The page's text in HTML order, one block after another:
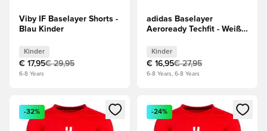
Viby IF Baselayer Shorts -
Blau Kinder
Kinder
€ 17,95€ 29,95
6-8 Years
adidas Baselayer
Aeroready Techfit - Weiß
Kinder
€ 16,95€ 27,95
6-8 Years, 6-8 Years
Öffnet ein Fenster zum Anmelden oder Registrieren als
-32%
Öffnet ein Fenster zum
-24%